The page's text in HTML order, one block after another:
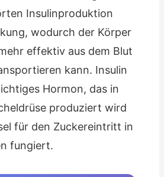
Insulinproduktion
wodurch der Körper
effektiv aus dem Blut
kann. Insulin
Hormon, das in
produziert wird
für den Zuckereintritt in
fungiert.